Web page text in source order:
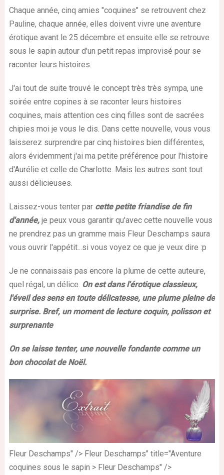
Chaque année, cinq amies "coquines" se retrouvent chez
Pauline, chaque année, elles doivent vivre une aventure
érotique avant le 25 décembre et ensuite elle se retrouve
sous le sapin autour d'un petit repas improvisé pour se
raconter leurs histoires.
J'ai tout de suite trouvé le concept très très sympa, une
soirée entre copines à se raconter leurs histoires
coquines, mais attention ces cinq filles sont de sacrées
chipies moi je vous le dis. Dans cette nouvelle, vous vous
laisserez surprendre par cinq histoires bien différentes,
alors évidemment j'ai ma petite préférence pour l'histoire
d'Aurélie et celle de Charlotte. Mais les autres sont tout
aussi délicieuses.
Laissez-vous tenter par cette petite friandise de fin
d'année,je peux vous garantir qu'avec cette nouvelle vous
ne prendrez pas un gramme mais Fleur Deschamps saura
vous ouvrir l'appétit...si vous voyez ce que je veux dire :p
Je ne connaissais pas encore la plume de cette auteure,
quel régal, un délice. On est dans l'érotique classieux,
l'éveil des sens en toute délicatesse, une plume pleine de
surprise. Bref, un moment de lecture coquin, polisson et
surprenante
On se laisse tenter, une nouvelle fondante comme un
bon chocolat de Noël.
Fleur Deschamps" /> Fleur Deschamps" title="Aventure
coquines sous le sapin > Fleur Deschamps" />